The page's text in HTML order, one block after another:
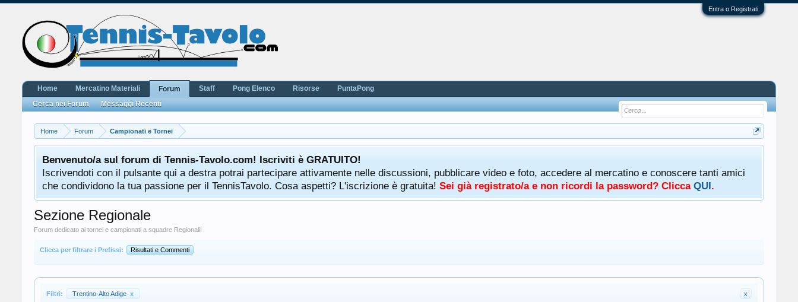
Entra o Registrati
Home Forum Campionati e Tornei
Benvenuto/a sul forum di Tennis-Tavolo.com! Iscriviti è GRATUITO!
Iscrivendoti con il pulsante qui a destra potrai partecipare attivamente nelle discussioni, pubblicare video e foto, accedere al mercatino e conoscere tanti amici
che condividono la tua passione per il TennisTavolo. Cosa aspetti? L'iscrizione è gratuita! Sei già registrato/a e non ricordi la password? Clicca QUI.
Sezione Regionale
Forum dedicato ai tornei e campionati a squadre Regionali!
Clicca per filtrare i Prefissi: Risultati e Commenti
Filtri: Trentino-Alto Adige x x
Home Mercatino Materiali
Forum
Cerca nei Forum
Messaggi Recenti
Staff Pong Elenco Risorse PuntaPong